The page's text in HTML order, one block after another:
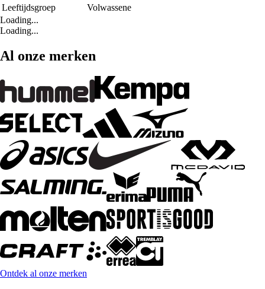
Leeftijdsgroep
Volwassene
Loading...
Loading...
Al onze merken
Ontdek al onze merken